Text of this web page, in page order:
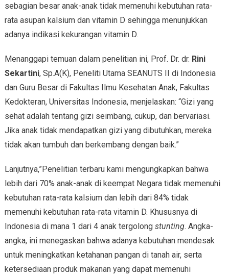
sebagian besar anak-anak tidak memenuhi kebutuhan rata-
rata asupan kalsium dan vitamin D sehingga menunjukkan
adanya indikasi kekurangan vitamin D.
Menanggapi temuan dalam penelitian ini, Prof. Dr. dr. Rini
Sekartini, Sp.A(K), Peneliti Utama SEANUTS II di Indonesia
dan Guru Besar di Fakultas Ilmu Kesehatan Anak, Fakultas
Kedokteran, Universitas Indonesia, menjelaskan: “Gizi yang
sehat adalah tentang gizi seimbang, cukup, dan bervariasi.
Jika anak tidak mendapatkan gizi yang dibutuhkan, mereka
tidak akan tumbuh dan berkembang dengan baik.”
Lanjutnya,”Penelitian terbaru kami mengungkapkan bahwa
lebih dari 70% anak-anak di keempat Negara tidak memenuhi
kebutuhan rata-rata kalsium dan lebih dari 84% tidak
memenuhi kebutuhan rata-rata vitamin D. Khususnya di
Indonesia di mana 1 dari 4 anak tergolong stunting. Angka-
angka, ini menegaskan bahwa adanya kebutuhan mendesak
untuk meningkatkan ketahanan pangan di tanah air, serta
ketersediaan produk makanan yang dapat memenuhi